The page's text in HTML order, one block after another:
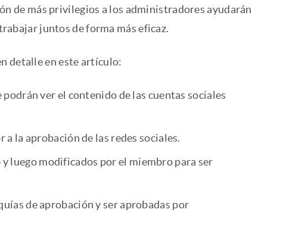
de más privilegios a los administradores ayudarán
juntos de forma más eficaz.
detalle en este artículo:
ver el contenido de las cuentas sociales
la aprobación de las redes sociales.
luego modificados por el miembro para ser
de aprobación y ser aprobadas por